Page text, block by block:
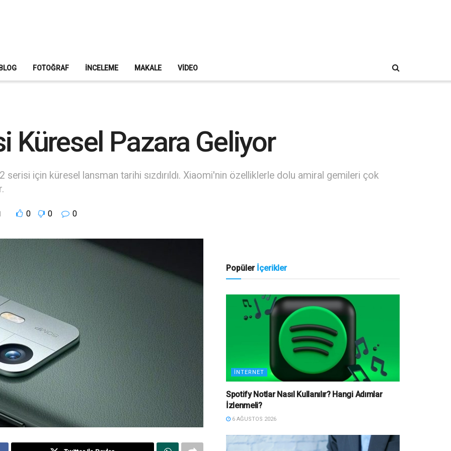
FOTOĞRAF İNCELEME MAKALE VIDEO
Küresel Pazara Geliyor
için küresel lansman tarihi sızdırıldı. Xiaomi'nin özelliklerle dolu amiral gemileri çok
0 0 0
Popüler İçerikler
İNTERNET
Spotify Notlar Nasıl Kullanılır? Hangi Adımlar
İzlenmeli?
6 AĞUSTOS 2026